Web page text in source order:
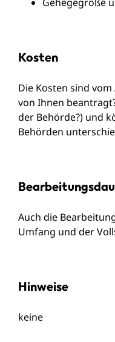
Kosten
Die Kosten sind
von Ihnen
der Behörde?) und
Behörden
Auch die
Umfang und der
Hinweise
keine